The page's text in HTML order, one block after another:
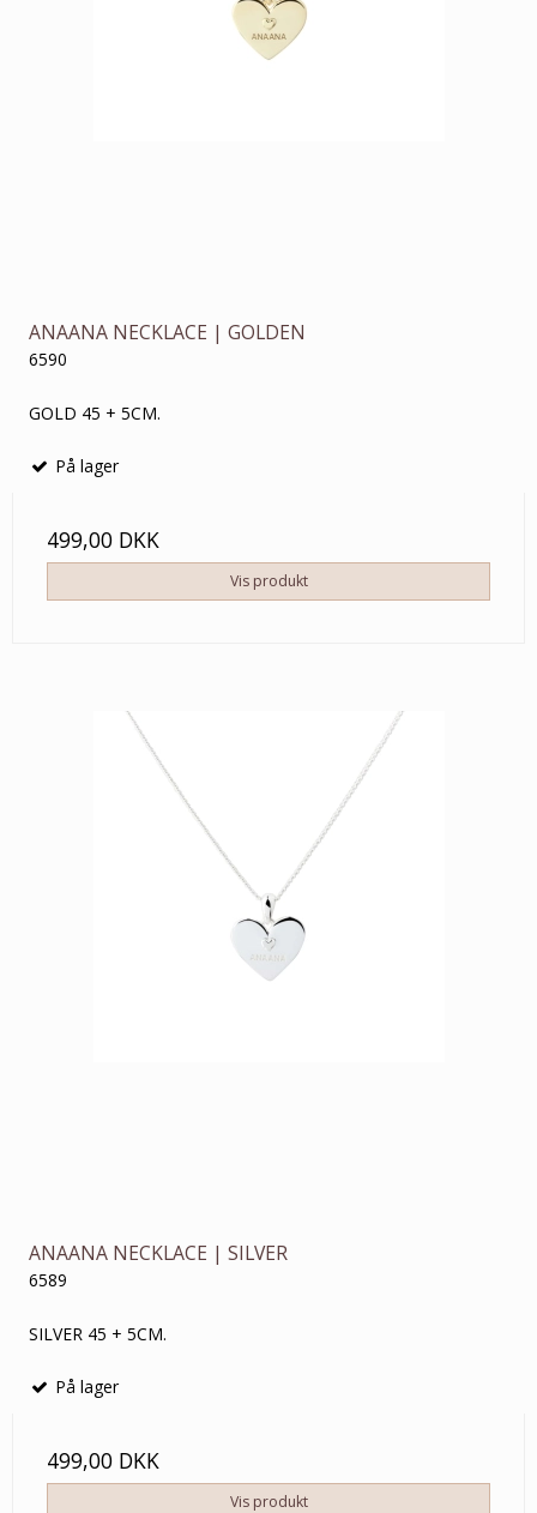
ANAANA NECKLACE | GOLDEN
6590
GOLD 45 + 5CM.
På lager
499,00 DKK
Vis produkt
ANAANA NECKLACE | SILVER
6589
SILVER 45 + 5CM.
På lager
499,00 DKK
Vis produkt